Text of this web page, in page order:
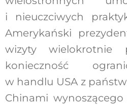
i nieuczciwych
Amerykański
wizyty wielokrotnie
konieczność
w handlu USA z
Chinami